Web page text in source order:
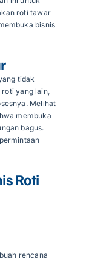
roti tawar
bisnis
tidak
yang lain,
Melihat
membuka
bagus.
Roti
rencana